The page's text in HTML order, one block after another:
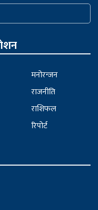
मनोरन्जन
राजनीति
राशिफल
रिपोर्ट